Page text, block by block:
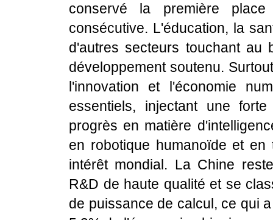
conservé la première
consécutive. L'éducation, la
d'autres secteurs touchant au
développement soutenu.
l'innovation et l'économie
essentiels, injectant une
progrès en matière
en robotique humanoïde et
intérêt mondial. La Chine
R&D de haute qualité et se
de puissance de calcul, ce qui